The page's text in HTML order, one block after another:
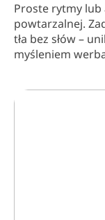
Proste rytmy lub
powtarzalnej.
tła bez słów –
myśleniem